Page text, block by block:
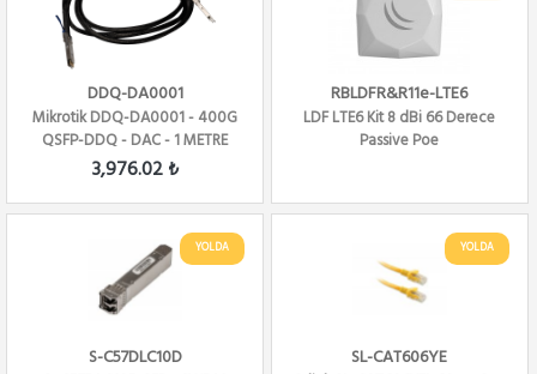
DDQ-DA0001
Mikrotik DDQ-DA0001 - 400G
QSFP-DDQ - DAC - 1 METRE
3,976.02 ₺
RBLDFR&R11e-LTE6
LDF LTE6 Kit 8 dBi 66 Derece
Passive Poe
YOLDA
S-C57DLC10D
YOLDA
SL-CAT606YE